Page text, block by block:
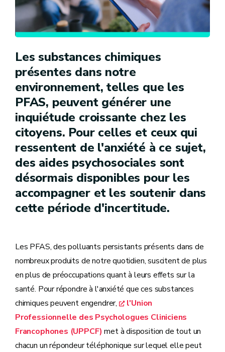
Les substances chimiques
présentes dans notre
environnement, telles que les
PFAS, peuvent générer une
inquiétude croissante chez les
citoyens. Pour celles et ceux qui
ressentent de l'anxiété à ce sujet,
des aides psychosociales sont
désormais disponibles pour les
accompagner et les soutenir dans
cette période d'incertitude.
Les PFAS, des polluants persistants présents dans de
nombreux produits de notre quotidien, suscitent de plus
en plus de préoccupations quant à leurs effets sur la
santé. Pour répondre à l'anxiété que ces substances
chimiques peuvent engendrer,
l'Union
Professionnelle des Psychologues Cliniciens
Francophones (UPPCF) met à disposition de tout un
chacun un répondeur téléphonique sur lequel elle peut